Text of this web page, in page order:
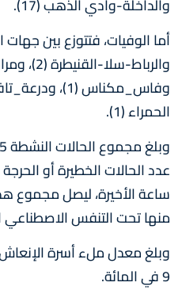
الحمراء (1).
منها تحت التنفس الاصطناعي
9 في المائة.